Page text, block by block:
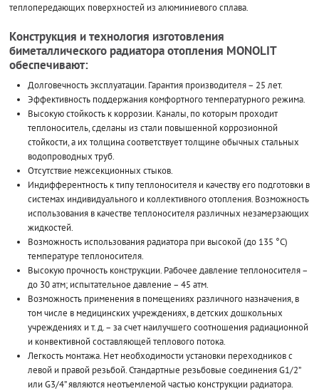
теплопередающих поверхностей из алюминиевого сплава.
Конструкция и технология изготовления
биметаллического радиатора отопления MONOLIT
обеспечивают:
Долговечность эксплуатации. Гарантия производителя – 25 лет.
Эффективность поддержания комфортного температурного режима.
Высокую стойкость к коррозии. Каналы, по которым проходит
теплоноситель, сделаны из стали повышенной коррозионной
стойкости, а их толщина соответствует толщине обычных стальных
водопроводных труб.
Отсутствие межсекционных стыков.
Индифферентность к типу теплоносителя и качеству его подготовки в
системах индивидуального и коллективного отопления. Возможность
использования в качестве теплоносителя различных незамерзающих
жидкостей.
Возможность использования радиатора при высокой (до 135 °С)
температуре теплоносителя.
Высокую прочность конструкции. Рабочее давление теплоносителя –
до 30 атм; испытательное давление – 45 атм.
Возможность применения в помещениях различного назначения, в
том числе в медицинских учреждениях, в детских дошкольных
учреждениях и т. д. – за счет наилучшего соотношения радиационной
и конвективной составляющей теплового потока.
Легкость монтажа. Нет необходимости установки переходников с
левой и правой резьбой. Стандартные резьбовые соединения G1/2”
или G3/4” являются неотъемлемой частью конструкции радиатора.